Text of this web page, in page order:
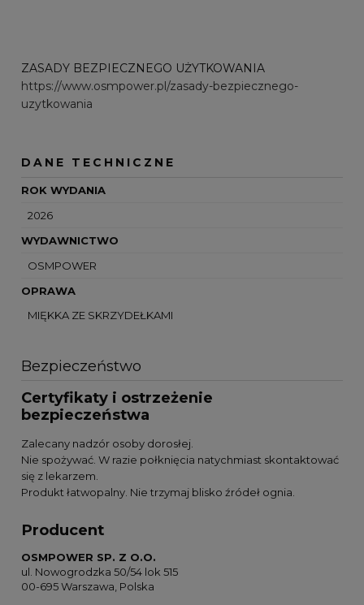
ZASADY BEZPIECZNEGO UŻYTKOWANIA
https://www.osmpower.pl/zasady-bezpiecznego-
uzytkowania
DANE TECHNICZNE
ROK WYDANIA
2026
WYDAWNICTWO
OSMPOWER
OPRAWA
MIĘKKA ZE SKRZYDEŁKAMI
Bezpieczeństwo
Certyfikaty i ostrzeżenie
bezpieczeństwa
Zalecany nadzór osoby dorosłej.
Nie spożywać. W razie połknięcia natychmiast skontaktować
się z lekarzem.
Produkt łatwopalny. Nie trzymaj blisko źródeł ognia.
Producent
OSMPOWER SP. Z O.O.
ul. Nowogrodzka 50/54 lok 515
00-695 Warszawa, Polska